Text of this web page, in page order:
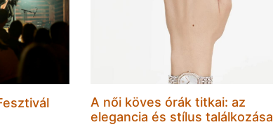
A női köves órák titkai: az
elegancia és stílus találkozása